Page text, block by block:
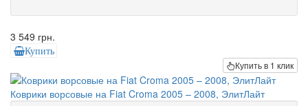
3 549 грн.
Купить
Купить в 1 клик
Коврики ворсовые на Fiat Croma 2005 – 2008, ЭлитЛайт